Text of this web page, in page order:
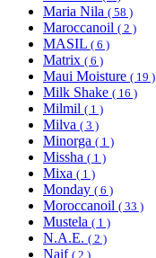
Maria Nila ( 58 )
Maroccanoil ( 2 )
MASIL ( 6 )
Matrix ( 6 )
Maui Moisture ( 19 )
Milk Shake ( 16 )
Milmil ( 1 )
Milva ( 3 )
Minorga ( 1 )
Missha ( 1 )
Mixa ( 1 )
Monday ( 6 )
Moroccanoil ( 33 )
Mustela ( 1 )
N.A.E. ( 2 )
Naif ( 2 )